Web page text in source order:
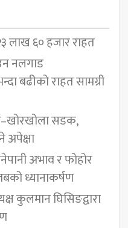
लाख ६० हजार राहत
नलगाड
बढीको राहत सामग्री
सडक,
अपेक्षा
अभाव र फोहोर
ध्यानाकर्षण
कुलमान घिसिङद्वारा